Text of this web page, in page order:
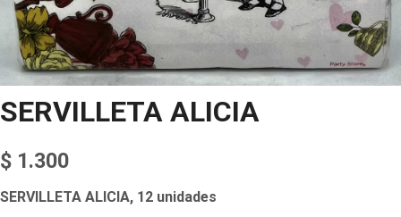
SERVILLETA ALICIA
$ 1.300
SERVILLETA ALICIA, 12 unidades